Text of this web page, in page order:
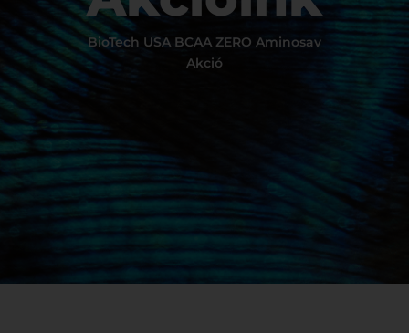
BioTech USA BCAA ZERO Aminosav
Akció